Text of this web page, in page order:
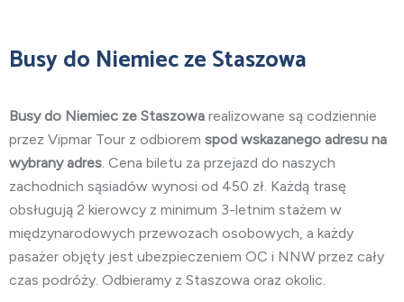
Busy do Niemiec ze Staszowa
Busy do Niemiec ze Staszowa realizowane są codziennie
przez Vipmar Tour z odbiorem spod wskazanego adresu na
wybrany adres. Cena biletu za przejazd do naszych
zachodnich sąsiadów wynosi od 450 zł. Każdą trasę
obsługują 2 kierowcy z minimum 3-letnim stażem w
międzynarodowych przewozach osobowych, a każdy
pasażer objęty jest ubezpieczeniem OC i NNW przez cały
czas podróży. Odbieramy z Staszowa oraz okolic.